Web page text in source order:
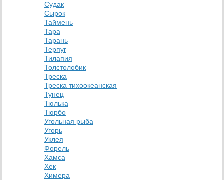
Судак
Сырок
Таймень
Тара
Тарань
Терпуг
Тилапия
Толстолобик
Треска
Треска тихоокеанская
Тунец
Тюлька
Тюрбо
Угольная рыба
Угорь
Уклея
Форель
Хамса
Хек
Химера